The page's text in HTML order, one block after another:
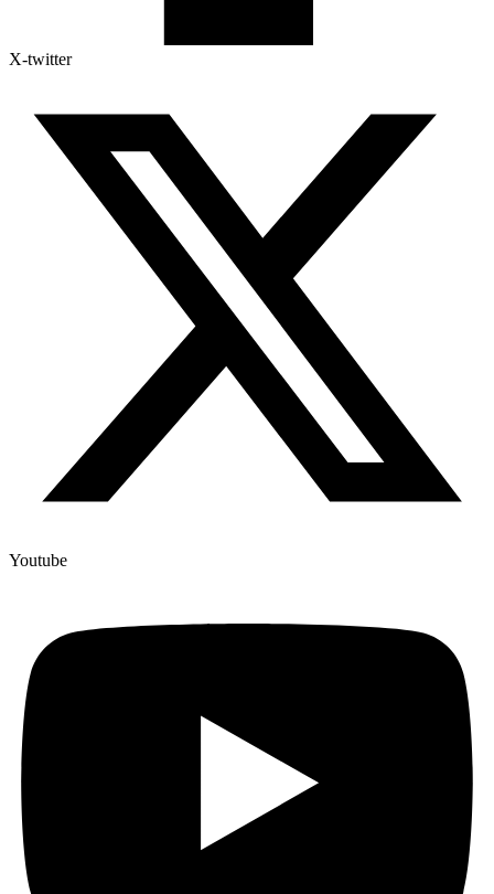
X-twitter
Youtube